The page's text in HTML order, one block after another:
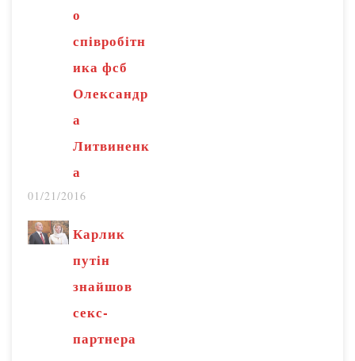
о
співробітн
ика фсб
Олександр
а
Литвиненк
а
01/21/2016
Карлик
путін
знайшов
секс-
партнера